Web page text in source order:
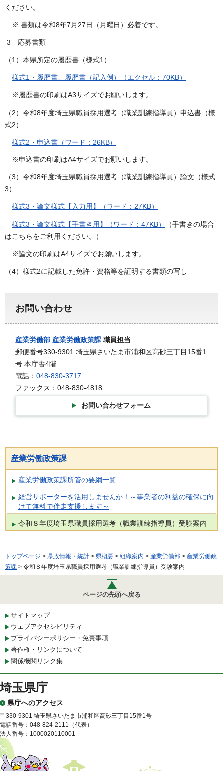
ください。
※ 書類は令和8年7月27日（月曜日）必着です。
3 応募書類
（1）本県所定の履歴書（様式1）
様式1・履歴書、履歴書（記入例）（エクセル：70KB）
※履歴書の印刷はA3サイズでお願いします。
（2）令和8年度埼玉県職員採用選考（職業訓練指導員）申込書（様
式2）
様式2・申込書（ワード：26KB）
※申込書の印刷はA4サイズでお願いします。
（3）令和8年度埼玉県職員採用選考（職業訓練指導員）論文（様式
3）
様式3・論文様式【入力用】（ワード：27KB）
様式3・論文様式【手書き用】（ワード：47KB）
（手書きの場合
はこちらをご利用ください。）
※論文の印刷はA4サイズでお願いします。
（4）様式2に記載した免許・資格等を証明する書類の写し
お問い合わせ
産業労働部 産業労働政策課 職員担当
郵便番号330-9301 埼玉県さいたま市浦和区高砂三丁目15番1
号 本庁舎4階
電話： 048-830-3717
ファックス：048-830-4818
お問い合わせフォーム
産業労働政策課
産業労働政策課所管の要綱一覧
経営サポーターを活用しませんか！～事業者の利益の確保に向
けて無料で伴走支援します～
令和８年度埼玉県職員採用選考（職業訓練指導員）受験案内
トップページ > 県政情報・統計 > 県概要 > 組織案内 > 産業労働部 > 産業労働政
策課 > 令和８年度埼玉県職員採用選考（職業訓練指導員）受験案内
ページの先頭へ戻る
サイトマップ
ウェブアクセシビリティ
プライバシーポリシー・免責事項
著作権・リンクについて
関係機関リンク集
埼玉県庁
県庁へのアクセス
〒330-9301 埼玉県さいたま市浦和区高砂三丁目15番1号
電話番号：048-824-2111（代表）
法人番号：1000020110001